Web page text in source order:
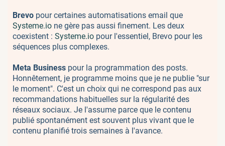
Brevo pour certaines automatisations email que
Systeme.io ne gère pas aussi finement. Les deux
coexistent : Systeme.io pour l'essentiel, Brevo pour les
séquences plus complexes.
Meta Business pour la programmation des posts.
Honnêtement, je programme moins que je ne publie "sur
le moment". C'est un choix qui ne correspond pas aux
recommandations habituelles sur la régularité des
réseaux sociaux. Je l'assume parce que le contenu
publié spontanément est souvent plus vivant que le
contenu planifié trois semaines à l'avance.